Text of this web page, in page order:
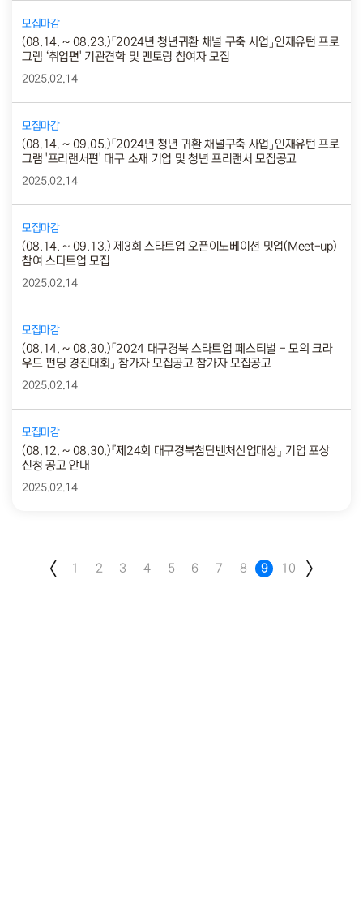
모집마감
(08.14. ~ 08.23.)「2024년 청년귀환 채널 구축 사업」인재유턴 프로
그램 ‘취업편' 기관견학 및 멘토링 참여자 모집
2025.02.14
모집마감
(08.14. ~ 09.05.)「2024년 청년 귀환 채널구축 사업」인재유턴 프로
그램 '프리랜서편' 대구 소재 기업 및 청년 프리랜서 모집공고
2025.02.14
모집마감
(08.14. ~ 09.13.) 제3회 스타트업 오픈이노베이션 밋업(Meet-up)
참여 스타트업 모집
2025.02.14
모집마감
(08.14. ~ 08.30.)「2024 대구경북 스타트업 페스티벌 - 모의 크라
우드 펀딩 경진대회」 참가자 모집공고 참가자 모집공고
2025.02.14
모집마감
(08.12. ~ 08.30.)『제24회 대구경북첨단벤처산업대상』 기업 포상
신청 공고 안내
2025.02.14
1 2 3 4 5 6 7 8 9 10